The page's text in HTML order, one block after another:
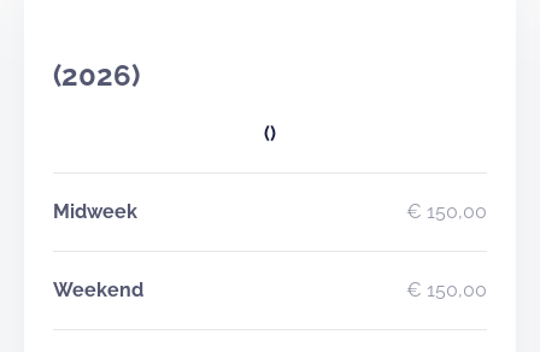
(2026)
()
Midweek € 150,00
Weekend € 150,00